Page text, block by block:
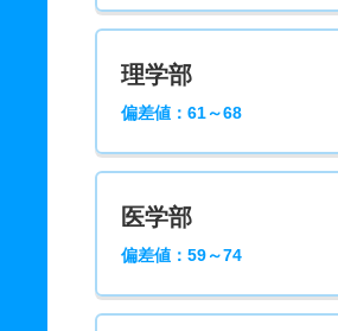
理学部
偏差値：61～68
医学部
偏差値：59～74